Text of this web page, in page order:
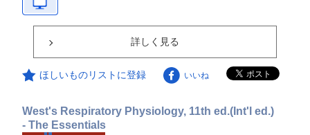
詳しく見る
ほしいものリストに登録 いいね
West's Respiratory Physiology, 11th ed.(Int'l ed.)
- The Essentials